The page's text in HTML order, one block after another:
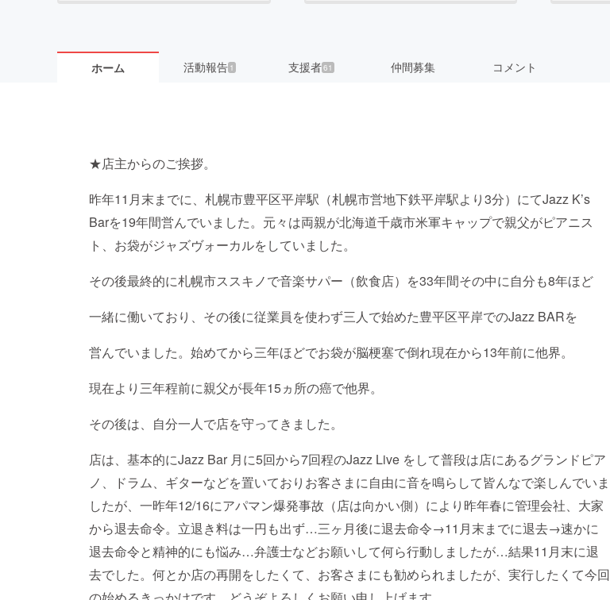
ホーム 活動報告 1 支援者61 仲間募集 コメント
★店主からのご挨拶。
昨年11月末までに、札幌市豊平区平岸駅（札幌市営地下鉄平岸駅より3分）にてJazz K’s
Barを19年間営んでいました。元々は両親が北海道千歳市米軍キャップで親父がピアニス
ト、お袋がジャズヴォーカルをしていました。
その後最終的に札幌市ススキノで音楽サパー（飲食店）を33年間その中に自分も8年ほど
一緒に働いており、その後に従業員を使わず三人で始めた豊平区平岸でのJazz BARを
営んでいました。始めてから三年ほどでお袋が脳梗塞で倒れ現在から13年前に他界。
現在より三年程前に親父が長年15ヵ所の癌で他界。
その後は、自分一人で店を守ってきました。
店は、基本的にJazz Bar 月に5回から7回程のJazz Live をして普段は店にあるグランドピア
ノ、ドラム、ギターなどを置いておりお客さまに自由に音を鳴らして皆んなで楽しんでいま
したが、一昨年12/16にアパマン爆発事故（店は向かい側）により昨年春に管理会社、大家
から退去命令。立退き料は一円も出ず…三ヶ月後に退去命令→11月末までに退去→速かに
退去命令と精神的にも悩み…弁護士などお願いして何ら行動しましたが…結果11月末に退
去でした。何とか店の再開をしたくて、お客さまにも勧められましたが、実行したくて今回